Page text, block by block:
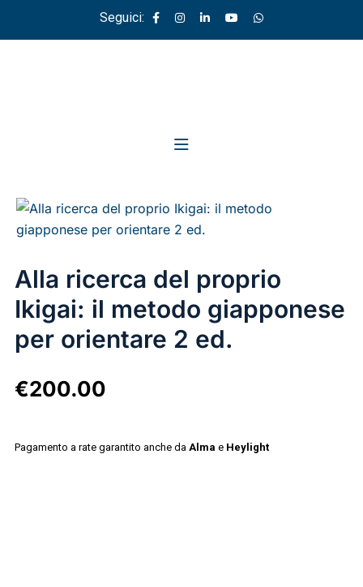
Seguici:
Alla ricerca del proprio
Ikigai: il metodo giapponese
per orientare 2 ed.
€200.00
Pagamento a rate garantito anche da Alma e Heylight